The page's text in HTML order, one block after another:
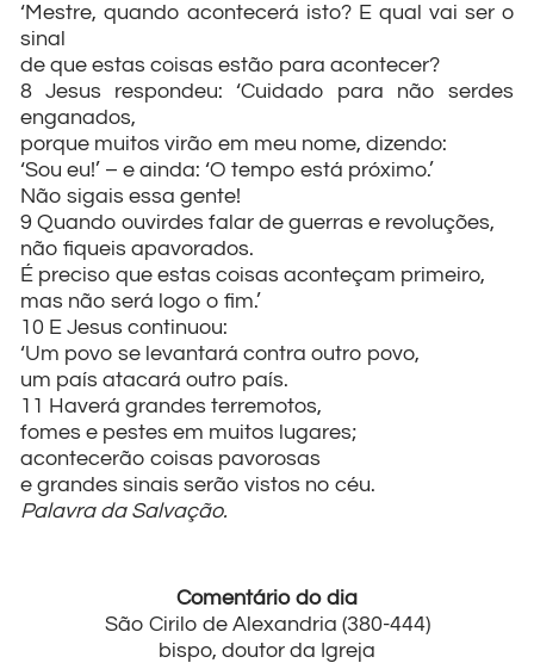
‘Mestre, quando acontecerá isto? E qual vai ser o
sinal
de que estas coisas estão para acontecer?
8 Jesus respondeu: ‘Cuidado para não serdes
enganados,
porque muitos virão em meu nome, dizendo:
‘Sou eu!’ – e ainda: ‘O tempo está próximo.’
Não sigais essa gente!
9 Quando ouvirdes falar de guerras e revoluções,
não fiqueis apavorados.
É preciso que estas coisas aconteçam primeiro,
mas não será logo o fim.’
10 E Jesus continuou:
‘Um povo se levantará contra outro povo,
um país atacará outro país.
11 Haverá grandes terremotos,
fomes e pestes em muitos lugares;
acontecerão coisas pavorosas
e grandes sinais serão vistos no céu.
Palavra da Salvação.
Comentário do dia
São Cirilo de Alexandria (380-444)
bispo, doutor da Igreja